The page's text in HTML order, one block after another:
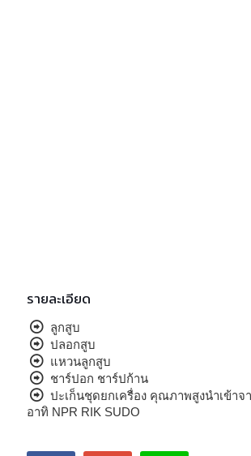
รายละเอียด
ลูกสูบ
ปลอกสูบ
แหวนลูกสูบ
ชาร์ปอก ชาร์ปก้าน
ปะเก็นชุดยกเครื่อง คุณภาพสูงนำเข้าจ
อาทิ NPR RIK SUDO